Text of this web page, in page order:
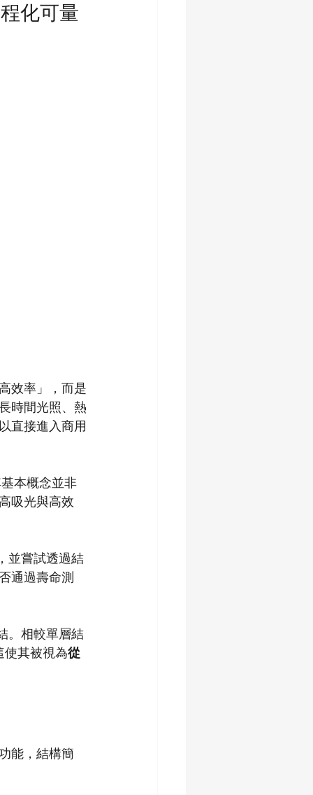
化可量
效率」，而是
時間光照、熱
直接進入商用
本概念並非
吸光與高效
並嘗試透過結
通過壽命測
。相較單層結
使其被視為從
能，結構簡